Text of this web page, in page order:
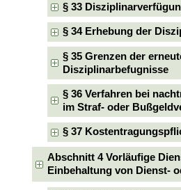
§ 33
§ 34 Erhebung der
§ 35 Grenzen der
Disziplinarbefugnisse
§ 36 Verfahren bei
im Straf- oder
§ 37
Abschnitt 4 Vorläufige
Einbehaltung von Dienst-